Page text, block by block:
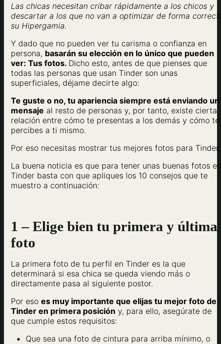
Las chicas necesitan cribar rápidamente a los chicos y
descartar a los que no van a optimizar de forma
su Hipergamia.
Y dado que no pueden ver tu carisma o confianza en
persona, basarán su elección en lo único que pueden
ver: Tus fotos. Dicho esto, antes de que pienses que
todas las personas que usan Tinder son unas
superficiales, déjame decirte algo:
Te guste o no, tu apariencia siempre está enviando un
mensaje al resto de personas y, por tanto, existe cierta
relación entre cómo te presentas a los demás y cómo te
percibes a ti mismo.
Por eso necesitas mostrar tus mejores fotos para Tinder.
La buena noticia es que para tener unas buenas fotos en
Tinder basta con que apliques los 10 consejos que te
muestro a continuación:
1 – Elige bien tu primera y última
foto
La primera foto de tu perfil en Tinder es la que
determinará si esa chica se queda viendo más o
directamente pasa al siguiente postor.
Por eso es muy importante que elijas tu mejor foto de
Tinder en primera posición y, para ello, asegúrate de
que cumple estos requisitos:
Que sea una foto de cintura para arriba mínimo, o